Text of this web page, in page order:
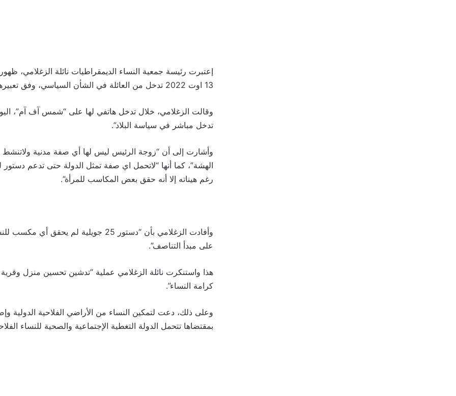
إعتبرت رئيسة جمعية النساء الديمقراطيات نائلة الزغلامي،
13 اوت 2022 تدخل من العائلة في الشأن السياسي، وفق تعبيرها.
وقالت الزغلامي، خلال تدخل هاتفي لها على “شمس آف آم”،
تدخل مباشر في سياسة البلاد”.
وأشارت إلى أن “زوجة الرئيس ليس لها أي صفة مدنية ولاتنشط
رغم هيناته إلا أنه حقق بعض المكاسب للمرأة”.
وأفادت الزغلامي بأن “دستور 25
على مبدأ التناصف”.
هذا واستنكرت نائلة الزغلامي عملية “تدشين تحسين منزل
كرامة النساء”.
وعلى ذلك، دعت لتمكين النساء من الأراضي الفلاحية الدولية
بمقتضاها تتحمل الدولة التغطية الإجتماعية والصحية للنساء